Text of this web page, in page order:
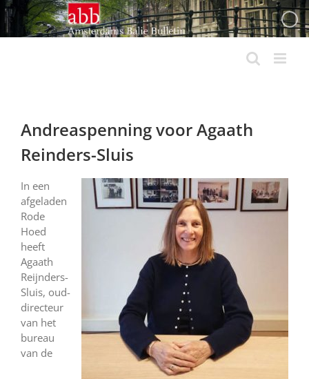
Ga
naar
inhoud
Andreaspenning voor Agaath
Reinders-Sluis
In een
afgeladen
Rode
Hoed
heeft
Agaath
Reijnders-
Sluis, oud-
directeur
van het
bureau
van de